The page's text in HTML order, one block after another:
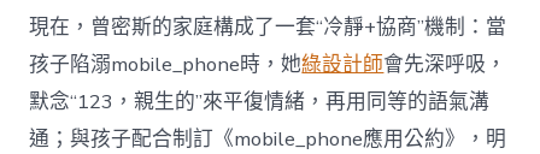
現在，曾密斯的家庭構成了一套“冷靜+協商”機制：當
孩子陷溺mobile_phone時，她綠設計師會先深呼吸，
默念“123，親生的”來平復情緒，再用同等的語氣溝
通；與孩子配合制訂《mobile_phone應用公約》，明